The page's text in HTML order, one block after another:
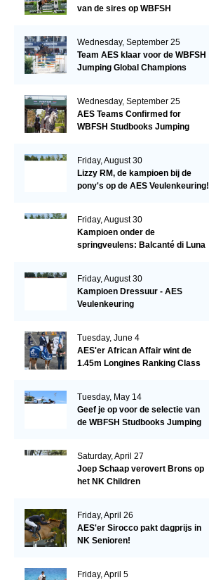
van de sires op WBFSH
Wednesday, September 25
Team AES klaar voor de WBFSH
Jumping Global Champions
Wednesday, September 25
AES Teams Confirmed for
WBFSH Studbooks Jumping
Friday, August 30
Lizzy RM, de kampioen bij de
pony's op de AES Veulenkeuring!
Friday, August 30
Kampioen onder de
springveulens: Balcanté di Luna
Friday, August 30
Kampioen Dressuur - AES
Veulenkeuring
Tuesday, June 4
AES'er African Affair wint de
1.45m Longines Ranking Class
Tuesday, May 14
Geef je op voor de selectie van
de WBFSH Studbooks Jumping
Saturday, April 27
Joep Schaap verovert Brons op
het NK Children
Friday, April 26
AES'er Sirocco pakt dagprijs in
NK Senioren!
Friday, April 5